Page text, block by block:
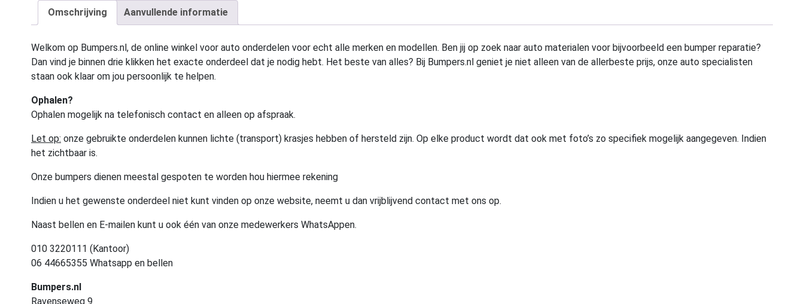
Omschrijving Aanvullende informatie
Welkom op Bumpers.nl, de online winkel voor auto onderdelen voor echt alle merken en modellen. Ben jij op zoek naar auto materialen voor bijvoorbeeld een bumper reparatie?
Dan vind je binnen drie klikken het exacte onderdeel dat je nodig hebt. Het beste van alles? Bij Bumpers.nl geniet je niet alleen van de allerbeste prijs, onze auto specialisten
staan ook klaar om jou persoonlijk te helpen.
Ophalen?
Ophalen mogelijk na telefonisch contact en alleen op afspraak.
Let op: onze gebruikte onderdelen kunnen lichte (transport) krasjes hebben of hersteld zijn. Op elke product wordt dat ook met foto’s zo specifiek mogelijk aangegeven. Indien
het zichtbaar is.
Onze bumpers dienen meestal gespoten te worden hou hiermee rekening
Indien u het gewenste onderdeel niet kunt vinden op onze website, neemt u dan vrijblijvend contact met ons op.
Naast bellen en E-mailen kunt u ook één van onze medewerkers WhatsAppen.
010 3220111 (Kantoor)
06 44665355 Whatsapp en bellen
Bumpers.nl
Ravenseweg 9